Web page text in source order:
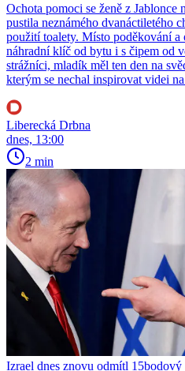
Ochota pomoci se ženě z
pustila neznámého dvanáctiletého
použití toalety. Místo poděkování a
náhradní klíč od bytu i s čipem od
strážníci, mladík měl ten den na
kterým se nechal inspirovat videi
Liberecká Drbna
dnes, 13:00
2 min
Izrael dnes znovu odmítl